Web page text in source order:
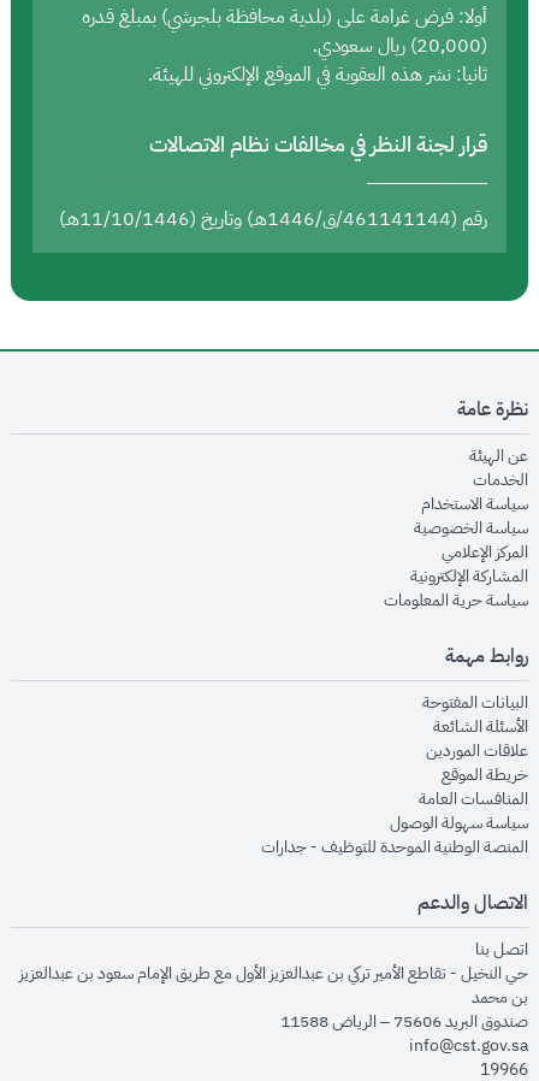
أولا: فرض غرامة على (بلدية محافظة بلجرشي) بمبلغ قدره
(20,000) ريال سعودي.
ثانيا: نشر هذه العقوبة في الموقع الإلكتروني للهيئة.
قرار لجنة النظر في مخالفات نظام الاتصالات
رقم (461141144/ق/1446هـ) وتاريخ (11/10/1446هـ)
نظرة عامة
عن الهيئةopens in new window
الخدماتopens in new window
سياسة الاستخدام
سياسة الخصوصيةopens in new window
المركز الإعلاميopens in new window
المشاركة الإلكترونيةopens in new window
سياسة حرية المعلوماتopens in new window
روابط مهمة
البيانات المفتوحةopens in new window
الأسئلة الشائعةopens in new window
علاقات الموردينopens in new window
خريطة الموقعopens in new window
المنافسات العامةopens in new window
سياسة سهولة الوصولopens in new window
المنصة الوطنية الموحدة للتوظيف - جداراتopens in new window
الاتصال والدعم
اتصل بنا
حي النخيل - تقاطع الأمير تركي بن عبدالعزيز الأول مع طريق الإمام سعود بن عبدالعزيز
بن محمد
صندوق البريد 75606 – الرياض 11588
info@cst.gov.sa
19966